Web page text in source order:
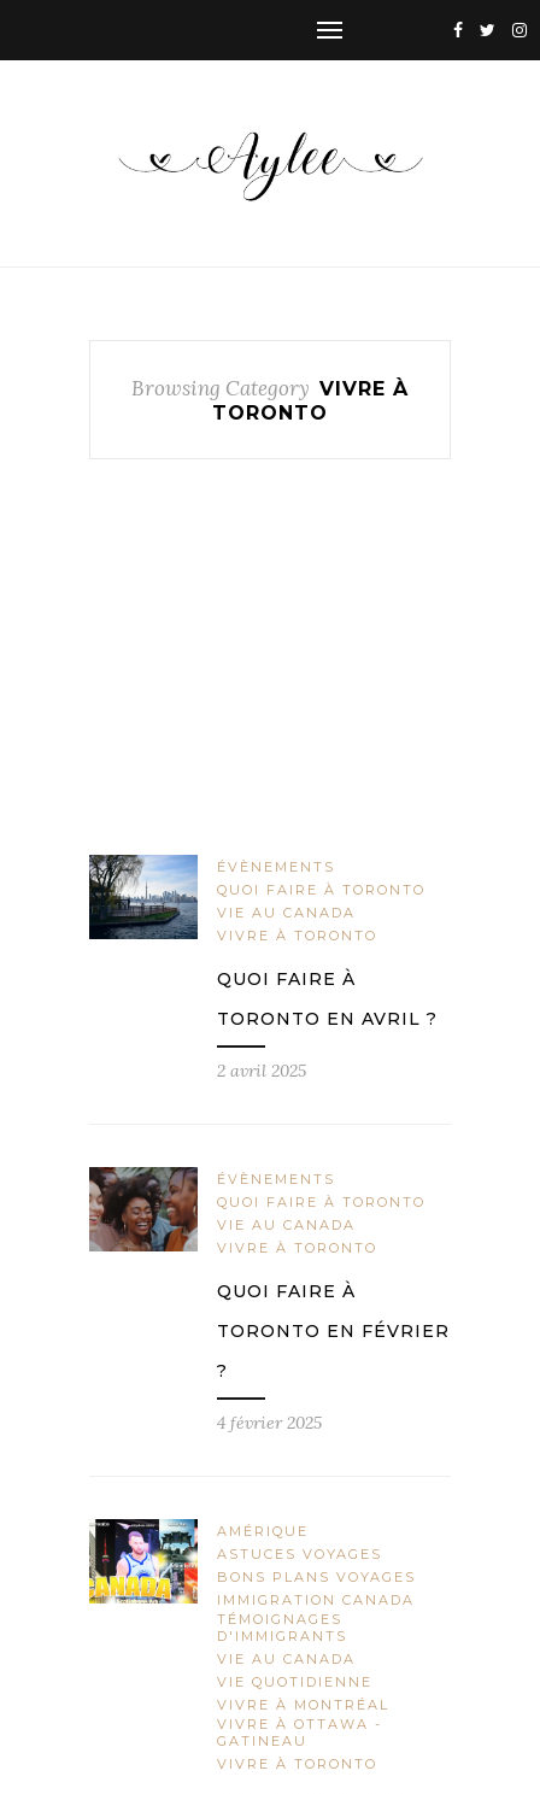
Browsing Category VIVRE À
TORONTO
ÉVÈNEMENTS
QUOI FAIRE À TORONTO
VIE AU CANADA
VIVRE À TORONTO
QUOI FAIRE À
TORONTO EN AVRIL ?
2 avril 2025
ÉVÈNEMENTS
QUOI FAIRE À TORONTO
VIE AU CANADA
VIVRE À TORONTO
QUOI FAIRE À
TORONTO EN FÉVRIER
?
4 février 2025
AMÉRIQUE
ASTUCES VOYAGES
BONS PLANS VOYAGES
IMMIGRATION CANADA
TÉMOIGNAGES
D'IMMIGRANTS
VIE AU CANADA
VIE QUOTIDIENNE
VIVRE À MONTRÉAL
VIVRE À OTTAWA -
GATINEAU
VIVRE À TORONTO